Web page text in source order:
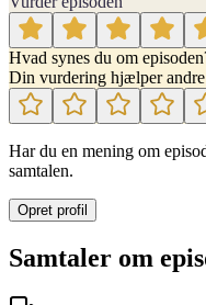
Hvad synes du om
Din vurdering hjælper
Har du en mening om
samtalen.
Opret profil
Samtaler om